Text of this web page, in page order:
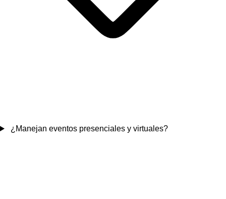
¿Manejan eventos presenciales y virtuales?